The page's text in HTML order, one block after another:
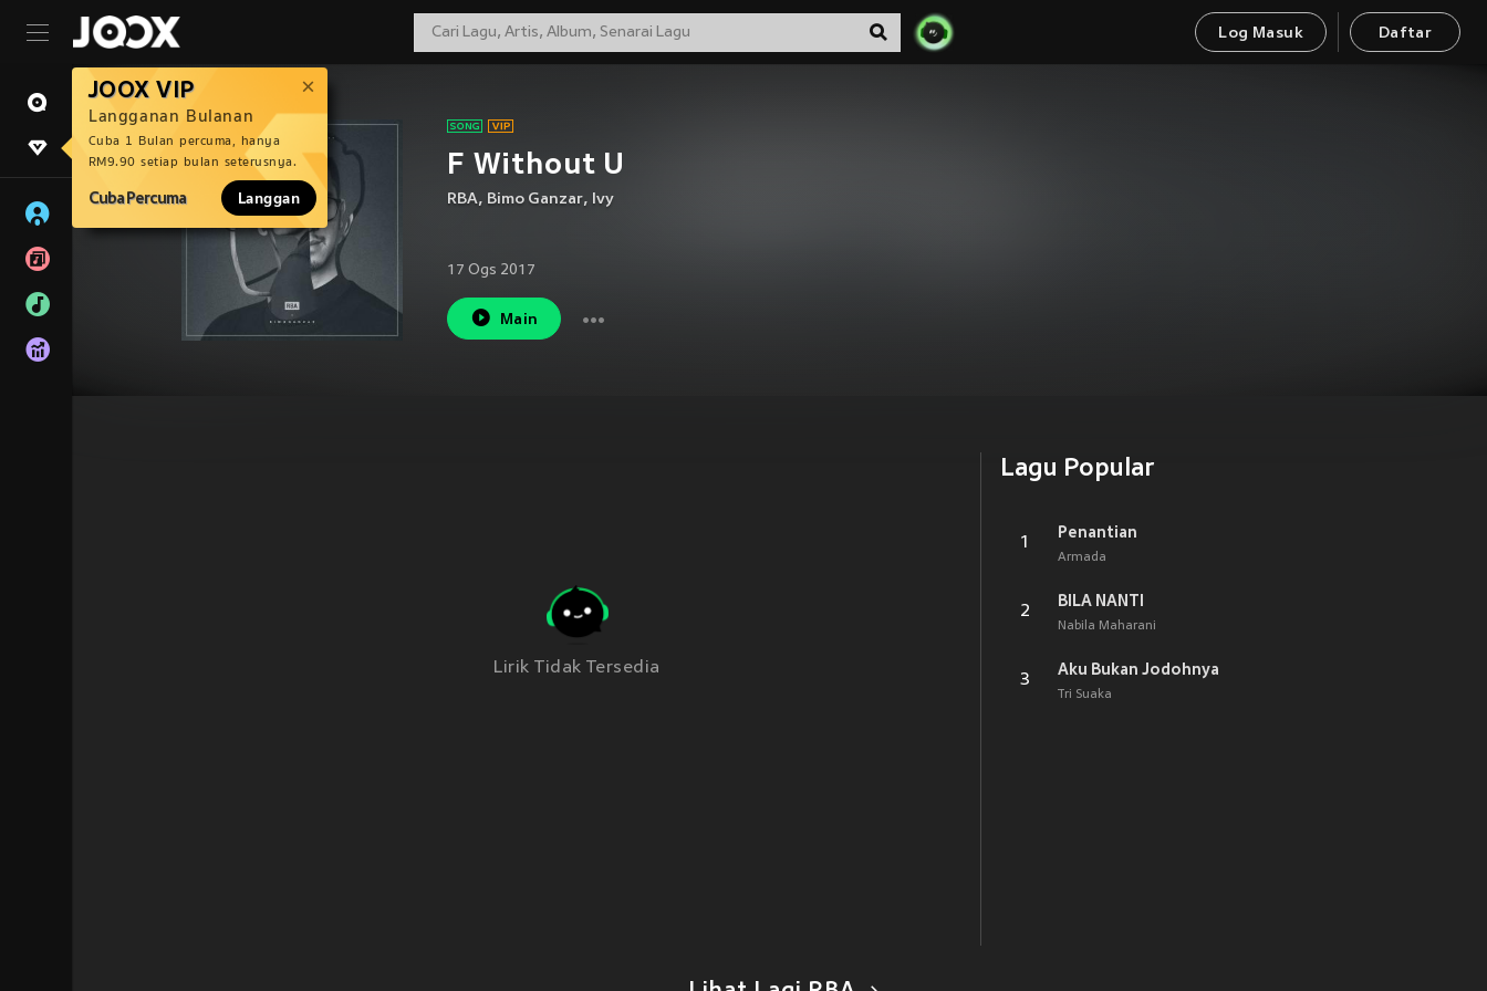
Log Masuk Daftar
JOOX VIP
Langganan Bulanan
Cuba 1 Bulan percuma, hanya
RM9.90 setiap bulan seterusnya.
Cuba Percuma Langgan
F Without U
RBA, Bimo Ganzar, Ivy
17 Ogs 2017
Main
Lirik Tidak Tersedia
Lagu Popular
1
Penantian
Armada
2
BILA NANTI
Nabila Maharani
3
Aku Bukan Jodohnya
Tri Suaka